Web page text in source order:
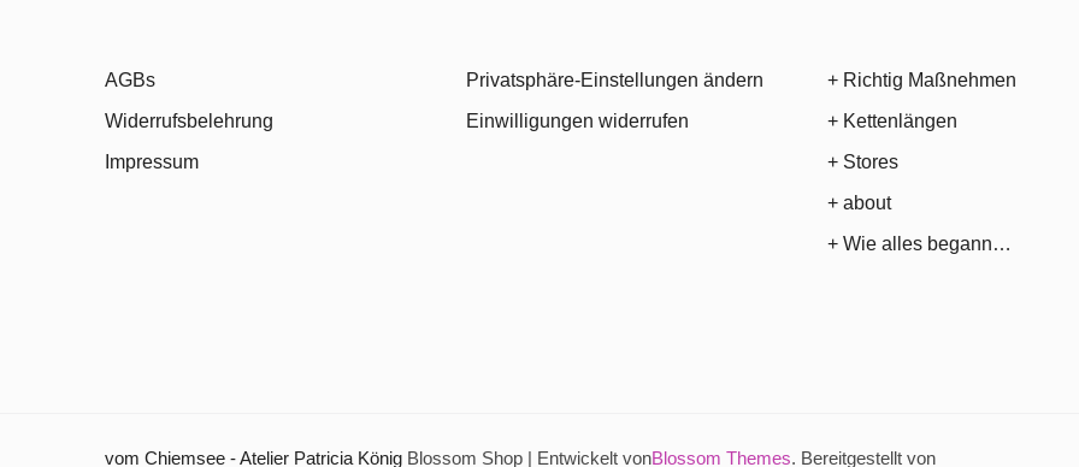
AGBs
Widerrufsbelehrung
Impressum
Privatsphäre-Einstellungen ändern
Einwilligungen widerrufen
+ Richtig Maßnehmen
+ Kettenlängen
+ Stores
+ about
+ Wie alles begann…
vom Chiemsee - Atelier Patricia König Blossom Shop | Entwickelt vonBlossom Themes. Bereitgestellt von